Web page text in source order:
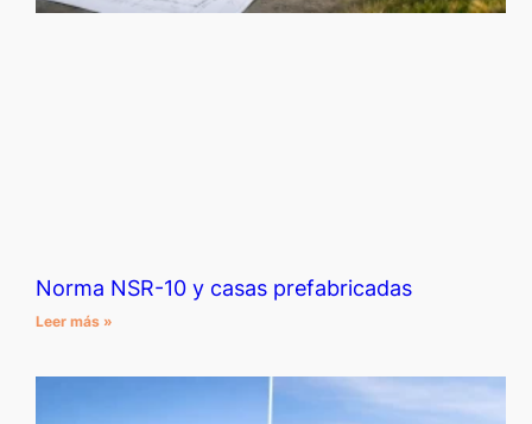
Norma NSR-10 y casas prefabricadas
Leer más »